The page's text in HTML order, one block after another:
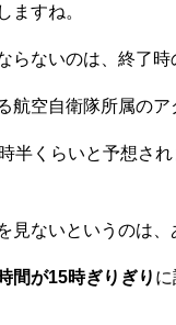
ますね。
ないのは、終了時
空自衛隊所属のア
半くらいと予想さ
ないというのは、
間が15時ぎりぎり